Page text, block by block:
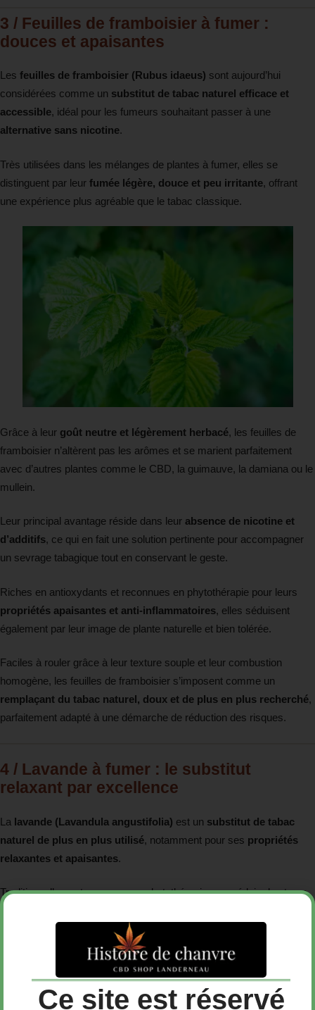
3 / Feuilles de framboisier à fumer :
douces et apaisantes
Les feuilles de framboisier (Rubus idaeus) sont aujourd’hui
considérées comme un substitut de tabac naturel efficace et
accessible, idéal pour les fumeurs souhaitant passer à une
alternative sans nicotine.
Très utilisées dans les mélanges de plantes à fumer, elles se
distinguent par leur fumée légère, douce et peu irritante, offrant
une expérience plus agréable que le tabac classique.
Grâce à leur goût neutre et légèrement herbacé, les feuilles de
framboisier n’altèrent pas les arômes et se marient parfaitement
avec d’autres plantes comme le CBD, la guimauve, la damiana ou le
mullein.
Leur principal avantage réside dans leur absence de nicotine et
d’additifs, ce qui en fait une solution pertinente pour accompagner
un sevrage tabagique tout en conservant le geste.
Riches en antioxydants et reconnues en phytothérapie pour leurs
propriétés apaisantes et anti-inflammatoires, elles séduisent
également par leur image de plante naturelle et bien tolérée.
Faciles à rouler grâce à leur texture souple et leur combustion
homogène, les feuilles de framboisier s’imposent comme un
remplaçant du tabac naturel, doux et de plus en plus recherché,
parfaitement adapté à une démarche de réduction des risques.
4 / Lavande à fumer : le substitut
relaxant par excellence
La lavande (Lavandula angustifolia) est un substitut de tabac
naturel de plus en plus utilisé, notamment pour ses propriétés
relaxantes et apaisantes.
Traditionnellement reconnue en phytothérapie pour réduire le stress,
place dans les mélanges de plantes à fumer comme
alternative au
tabac sans nicotine. Une fois séchée, la lavande produit une
aromatique, douce et légèrement florale, offrant une expérience
sensorielle unique, bien différente du tabac classique.
Ce site est réservé